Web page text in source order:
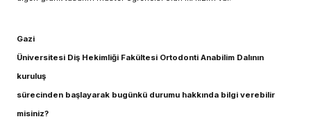
Gazi
Üniversitesi Diş Hekimliği Fakültesi Ortodonti Anabilim Dalının
kuruluş
sürecinden başlayarak bugünkü durumu hakkında bilgi verebilir
misiniz?